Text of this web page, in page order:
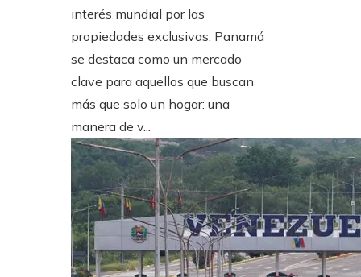
interés mundial por las
propiedades exclusivas, Panamá
se destaca como un mercado
clave para aquellos que buscan
más que solo un hogar: una
manera de v...